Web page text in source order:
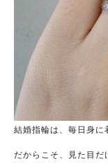
結婚指輪は、毎日身に
だからこそ、見た目だ